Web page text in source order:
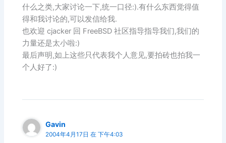
什么之类,大家讨论一下,统一口径:).有什么东西觉得值
得和我讨论的,可以发信给我.
也欢迎 cjacker 回 FreeBSD 社区指导指导我们,我们的
力量还是太小啦:)
最后声明,如上这些只代表我个人意见,要拍砖也拍我一
个人好了:)
Gavin
2004年4月17日 在 下午4:03